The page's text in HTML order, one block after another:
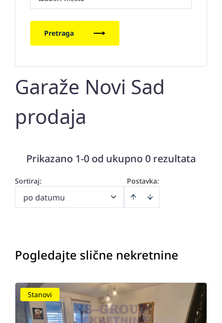
Pretraga
Garaže Novi Sad
prodaja
Prikazano 1-0 od ukupno 0 rezultata
Postavka:
Sortiraj:
po datumu
Pogledajte slične nekretnine
Stanovi